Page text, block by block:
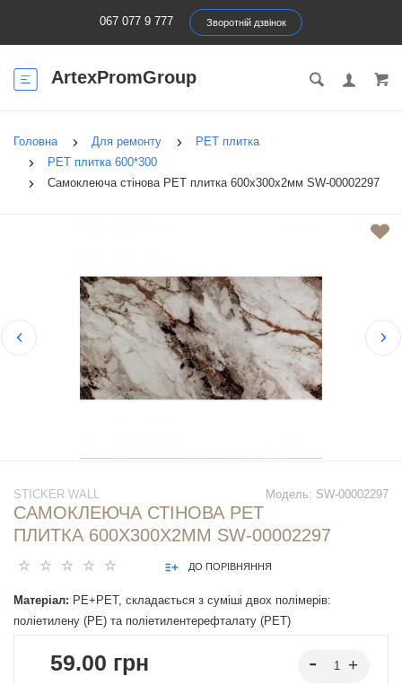
067 077 9 777 Зворотній дзвінок
ArtexPromGroup
Головна Для ремонту
PET плитка
PET плитка 600*300
Самоклеюча стінова PET плитка 600х300х2мм SW-00002297
Модель: SW-00002297
STICKER WALL
САМОКЛЕЮЧА СТІНОВА PET
ПЛИТКА 600Х300Х2ММ SW-00002297
ДО ПОРІВНЯННЯ
Матеріал: PE+PET, складається з суміші двох полімерів:
поліетилену (PE) та поліетилентерефталату (PET)
59.00 грн